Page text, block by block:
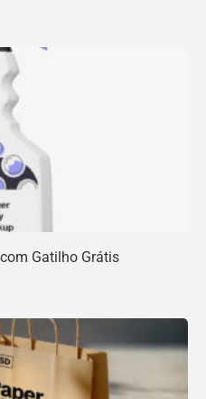
Gatilho Grátis